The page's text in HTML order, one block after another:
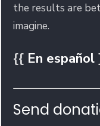
the results are
imagine.
{{ En español
Send